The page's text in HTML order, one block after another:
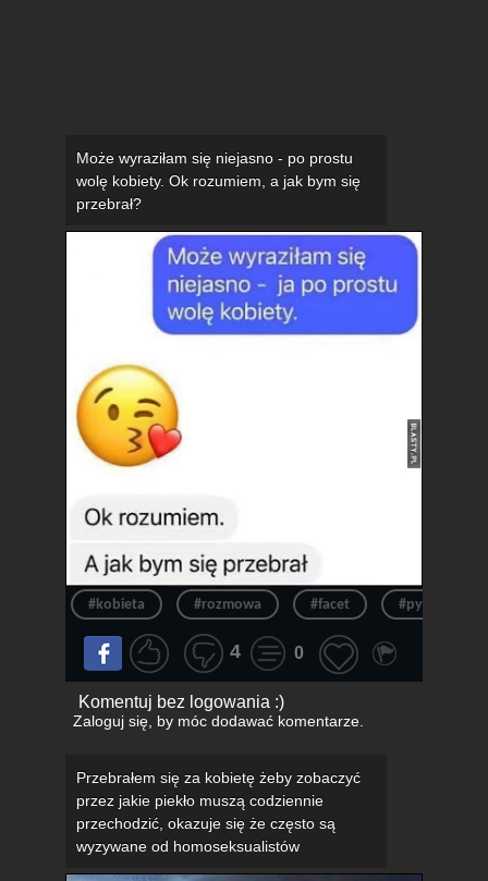
Może wyraziłam się niejasno - po prostu
wolę kobiety. Ok rozumiem, a jak bym się
przebrał?
#kobieta #rozmowa #facet #pytanie
4 0
Komentuj bez logowania :)
Zaloguj się, by móc dodawać komentarze.
Przebrałem się za kobietę żeby zobaczyć
przez jakie piekło muszą codziennie
przechodzić, okazuje się że często są
wyzywane od homoseksualistów